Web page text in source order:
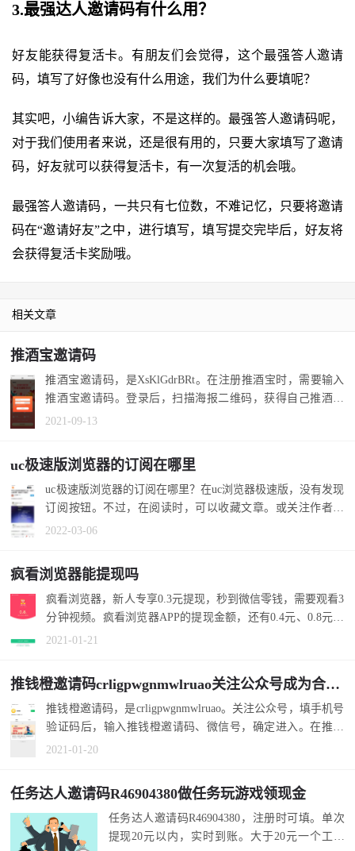
3.最强达人邀请码有什么用？
好友能获得复活卡。有朋友们会觉得，这个最强答人邀请
码，填写了好像也没有什么用途，我们为什么要填呢？
其实吧，小编告诉大家，不是这样的。最强答人邀请码呢，
对于我们使用者来说，还是很有用的，只要大家填写了邀请
码，好友就可以获得复活卡，有一次复活的机会哦。
最强答人邀请码，一共只有七位数，不难记忆，只要将邀请
码在“邀请好友”之中，进行填写，填写提交完毕后，好友将
会获得复活卡奖励哦。
相关文章
推酒宝邀请码
推酒宝邀请码，是XsKlGdrBRt。在注册推酒宝时，需要输入
推酒宝邀请码。登录后，扫描海报二维码，获得自己推酒宝
邀请码。 1.打...
2021-09-13
uc极速版浏览器的订阅在哪里
uc极速版浏览器的订阅在哪里？在uc浏览器极速版，没有发现
订阅按钮。不过，在阅读时，可以收藏文章。或关注作者，
相当于订阅...
2022-03-06
疯看浏览器能提现吗
疯看浏览器，新人专享0.3元提现，秒到微信零钱，需要观看3
分钟视频。疯看浏览器APP的提现金额，还有0.4元、0.8元、
3元、10元...
2021-01-21
推钱橙邀请码crligpwgnmwlruao关注公众号成为合伙人推广
推钱橙邀请码，是crligpwgnmwlruao。关注公众号，填手机号
验证码后，输入推钱橙邀请码、微信号，确定进入。在推钱
橙，招募合...
2021-01-20
任务达人邀请码R46904380做任务玩游戏领现金
任务达人邀请码R46904380，注册时可填。单次
提现20元以内，实时到账。大于20元一个工作